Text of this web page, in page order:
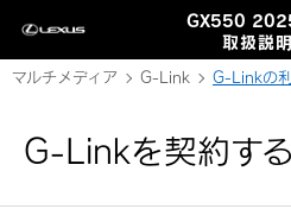
GX550
取扱説
マルチメディア G-Link G-Linkの
G-Linkを契約する